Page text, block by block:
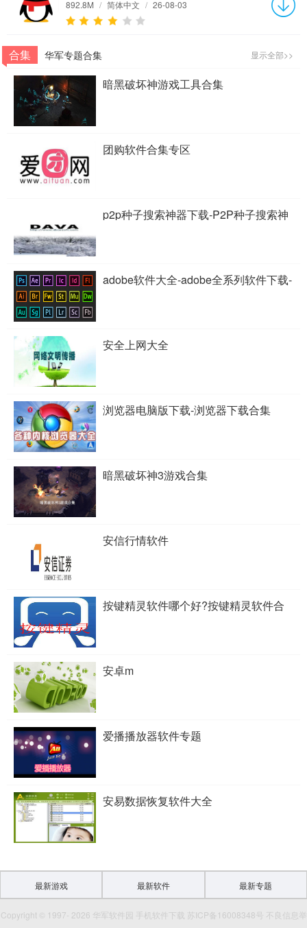
892.8M / 简体中文 / 26-08-03
显示全部>>
合集 华军专题合集
暗黑破坏神游戏工具合集
团购软件合集专区
p2p种子搜索神器下载-P2P种子搜索神
器专题
adobe软件大全-adobe全系列软件下载-
adobe软件下载
安全上网大全
浏览器电脑版下载-浏览器下载合集
暗黑破坏神3游戏合集
安信行情软件
按键精灵软件哪个好?按键精灵软件合
集
安卓m
爱播播放器软件专题
安易数据恢复软件大全
最新游戏 最新软件 最新专题
Copyright © 1997- 2026 华军软件园 手机软件下载 苏ICP备16008348号 不良信息举